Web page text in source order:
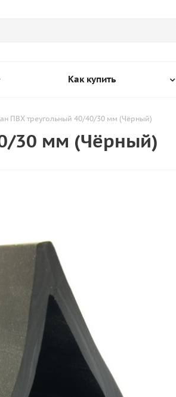
Как купить
ПВХ треугольный 40/40/30 мм (Чёрный)
30 мм (Чёрный)